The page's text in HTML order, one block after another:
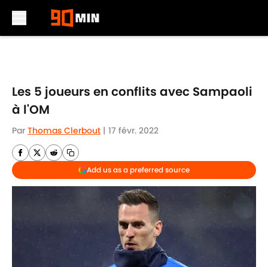
Les 5 joueurs en conflits avec Sampaoli
à l'OM
Par Thomas Clerbout | 17 févr. 2022
Add us as a preferred source